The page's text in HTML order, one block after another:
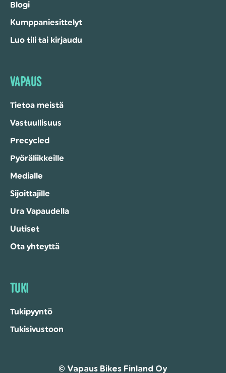
Blogi
Kumppaniesittelyt
Luo tili tai kirjaudu
VAPAUS
Tietoa meistä
Vastuullisuus
Precycled
Pyöräliikkeille
Medialle
Sijoittajille
Ura Vapaudella
Uutiset
Ota yhteyttä
TUKI
Tukipyyntö
Tukisivustoon
© Vapaus Bikes Finland Oy